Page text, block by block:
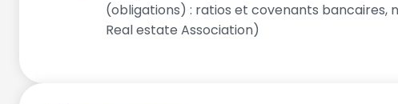
(obligations) : ratios et covenants bancaires,
Real estate Association)